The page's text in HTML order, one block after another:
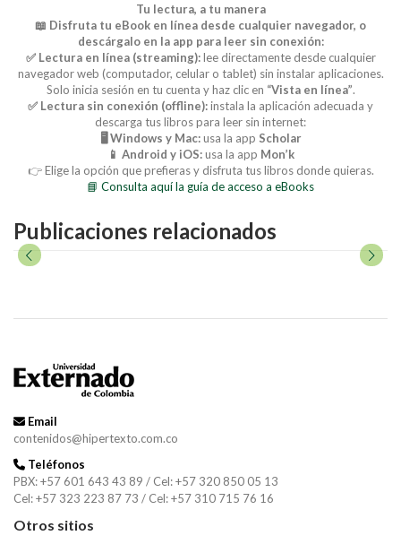
Tu lectura, a tu manera
📖 Disfruta tu eBook en línea desde cualquier navegador, o
descárgalo en la app para leer sin conexión:
✅ Lectura en línea (streaming):lee directamente desde cualquier
navegador web (computador, celular o tablet) sin instalar aplicaciones.
Solo inicia sesión en tu cuenta y haz clic en “Vista en línea”.
✅ Lectura sin conexión (offline):instala la aplicación adecuada y
descarga tus libros para leer sin internet:
🖥️ Windows y Mac:usa la app Scholar
📱 Android y iOS:usa la app Mon’k
👉 Elige la opción que prefieras y disfruta tus libros donde quieras.
📘 Consulta aquí la guía de acceso a eBooks
Publicaciones relacionados
Email
contenidos@hipertexto.com.co
Teléfonos
PBX: +57 601 643 43 89 / Cel: +57 320 850 05 13
Cel: +57 323 223 87 73 / Cel: +57 310 715 76 16
Otros sitios